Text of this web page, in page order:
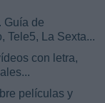
Guía de
Tele5, La Sexta...
con letra,
películas y